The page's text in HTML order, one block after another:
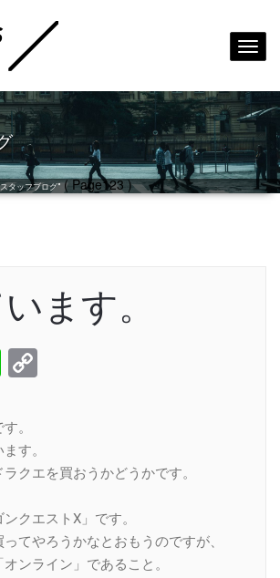
タッフブログ"( Page123 )
ます。
Line
。
す。
クエを買おうかどうかです。
クエストX」です。
てやろうかなとおもうのですが、
ンライン」であること。